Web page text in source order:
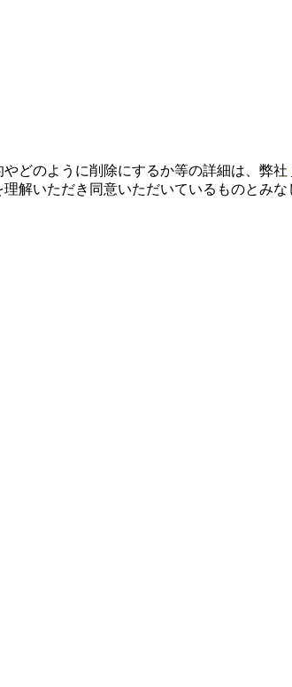
どのように削除にするか等の詳細は、弊社
解いただき同意いただいているものとみな